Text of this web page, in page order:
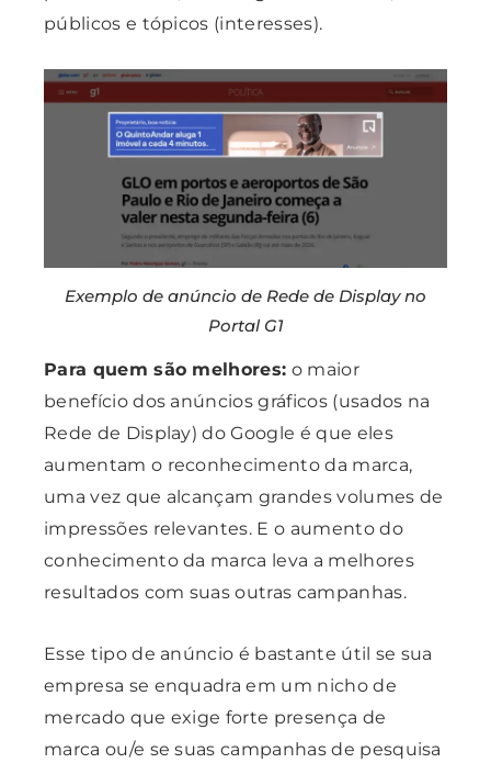
públicos e tópicos (interesses).
Exemplo de anúncio de Rede de Display no
Portal G1
Para quem são melhores: o maior
benefício dos anúncios gráficos (usados na
Rede de Display) do Google é que eles
aumentam o reconhecimento da marca,
uma vez que alcançam grandes volumes de
impressões relevantes. E o aumento do
conhecimento da marca leva a melhores
resultados com suas outras campanhas.
Esse tipo de anúncio é bastante útil se sua
empresa se enquadra em um nicho de
mercado que exige forte presença de
marca ou/e se suas campanhas de pesquisa